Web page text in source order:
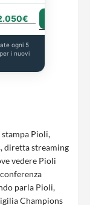
ogni 5
i nuovi
Pioli,
,diretta streaming
vedere Pioli
parla Pioli,
Champions